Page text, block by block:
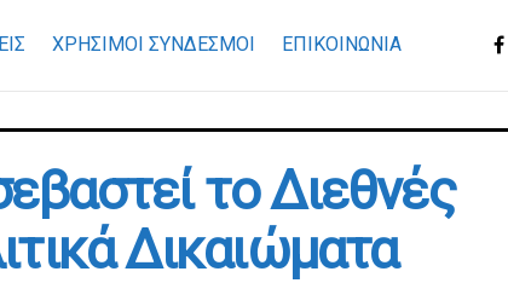
ΧΡΉΣΙΜΟΙ ΣΎΝΔΕΣΜΟΙ ΕΠΙΚΟΙΝΩΝΊΑ
το Διεθνές
Δικαιώματα